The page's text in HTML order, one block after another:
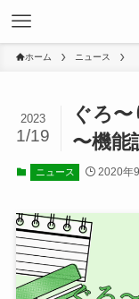
ホーム ニュース
ぐろ
〜機能
2023
1/19
ニュース 2020年